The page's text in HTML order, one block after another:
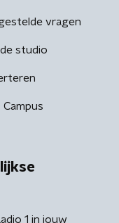
vragen
studio
Campus
1 in jouw